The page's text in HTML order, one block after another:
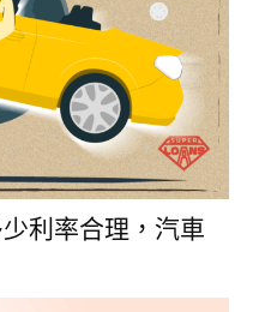
利率合理，汽車